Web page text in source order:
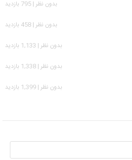
بدون نظر | 795 بازدید
بدون نظر | 458 بازدید
بدون نظر | 1,133 بازدید
بدون نظر | 1,338 بازدید
بدون نظر | 1,399 بازدید